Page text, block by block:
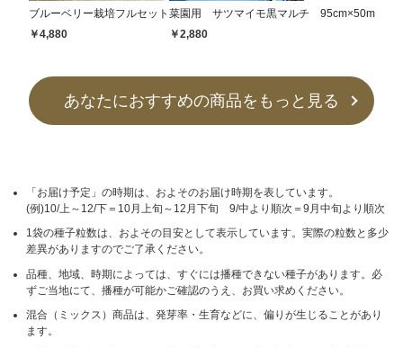
ブルーベリー栽培フルセット
￥4,880
菜園用 サツマイモ黒マルチ 95cm×50m
￥2,880
あなたにおすすめの商品をもっと見る
「お届け予定」の時期は、およそのお届け時期を表しています。
(例)10/上～12/下＝10月上旬～12月下旬 9/中より順次＝9月中旬より順次
1袋の種子粒数は、およその目安として表示しています。実際の粒数と多少
差異がありますのでご了承ください。
品種、地域、時期によっては、すぐには播種できない種子があります。必
ずご当地にて、播種が可能かご確認のうえ、お買い求めください。
混合（ミックス）商品は、発芽率・生育などに、偏りが生じることがあり
ます。